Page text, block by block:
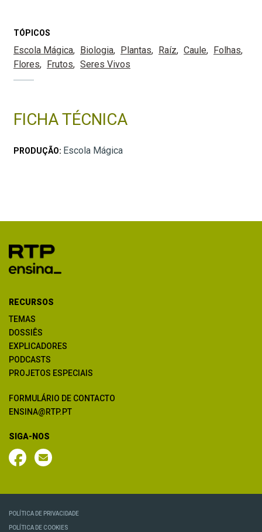
TÓPICOS
Escola Mágica Biologia Plantas Raíz Caule
Folhas
Flores
Frutos Seres Vivos
FICHA TÉCNICA
PRODUÇÃO: Escola Mágica
RECURSOS
TEMAS
DOSSIÊS
EXPLICADORES
PODCASTS
PROJETOS ESPECIAIS
FORMULÁRIO DE CONTACTO
ENSINA@RTP.PT
SIGA-NOS
POLÍTICA DE PRIVACIDADE
POLÍTICA DE COOKIES